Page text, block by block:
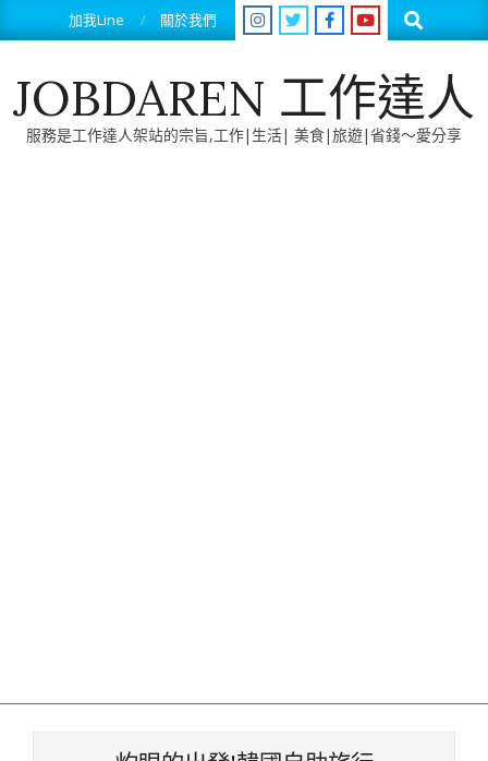
to
加我Line 關於我們 Search
JOBDAREN 工作達人
服務是工作達人架站的宗旨,工作|生活| 美食|旅遊|省錢～愛分享